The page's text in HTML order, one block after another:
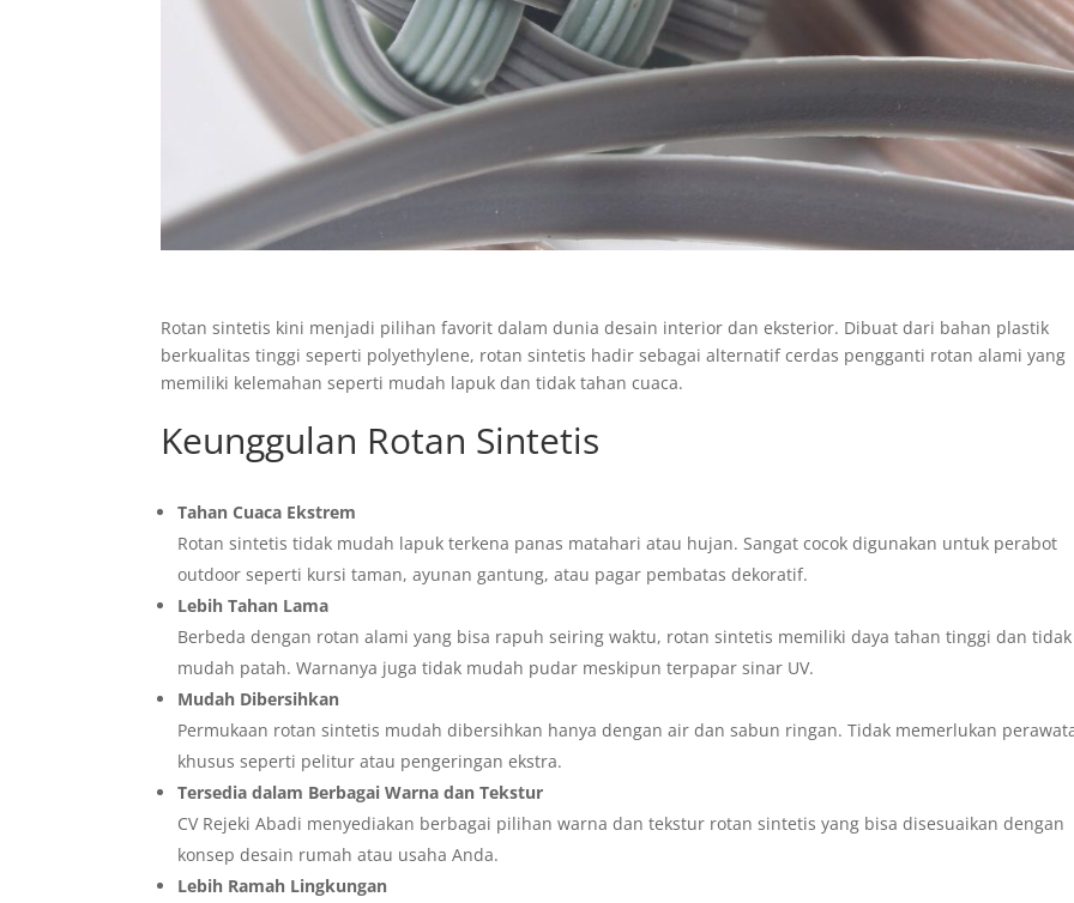
Rotan sintetis kini menjadi pilihan favorit dalam dunia desain interior dan eksterior. Dibuat dari bahan plastik
berkualitas tinggi seperti polyethylene, rotan sintetis hadir sebagai alternatif cerdas pengganti rotan alami yang
memiliki kelemahan seperti mudah lapuk dan tidak tahan cuaca.
Keunggulan Rotan Sintetis
Tahan Cuaca Ekstrem
Rotan sintetis tidak mudah lapuk terkena panas matahari atau hujan. Sangat cocok digunakan untuk perabot
outdoor seperti kursi taman, ayunan gantung, atau pagar pembatas dekoratif.
Lebih Tahan Lama
Berbeda dengan rotan alami yang bisa rapuh seiring waktu, rotan sintetis memiliki daya tahan tinggi dan tidak
mudah patah. Warnanya juga tidak mudah pudar meskipun terpapar sinar UV.
Mudah Dibersihkan
Permukaan rotan sintetis mudah dibersihkan hanya dengan air dan sabun ringan. Tidak memerlukan
khusus seperti pelitur atau pengeringan ekstra.
Tersedia dalam Berbagai Warna dan Tekstur
CV Rejeki Abadi menyediakan berbagai pilihan warna dan tekstur rotan sintetis yang bisa disesuaikan dengan
konsep desain rumah atau usaha Anda.
Lebih Ramah Lingkungan